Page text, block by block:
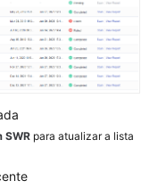
SWR para atualizar a lista